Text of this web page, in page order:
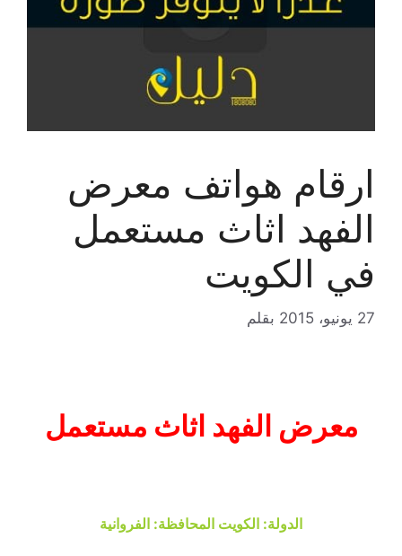
ارقام هواتف معرض
الفهد اثاث مستعمل
في الكويت
27 يونيو، 2015 بقلم
معرض الفهد اثاث مستعمل
الدولة: الكويت المحافظة: الفروانية